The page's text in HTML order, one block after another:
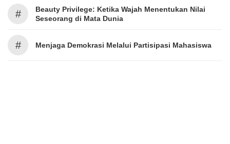
#
Beauty Privilege: Ketika Wajah Menentukan Nilai
Seseorang di Mata Dunia
# Menjaga Demokrasi Melalui Partisipasi Mahasiswa